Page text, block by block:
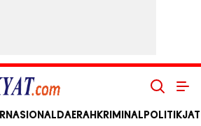
Terbaru Indonesia dan Internasional
DAERAH KRIMINAL POLITIK